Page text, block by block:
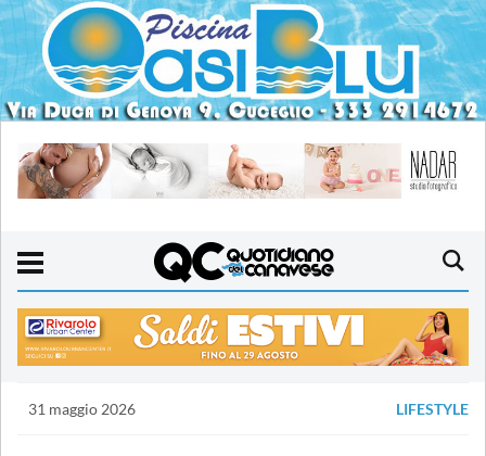
31 maggio 2026 LIFESTYLE